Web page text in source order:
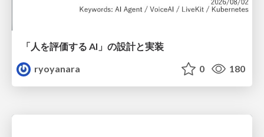
「人を評価する AI」の 設計と実装
ryoyanara
0 180